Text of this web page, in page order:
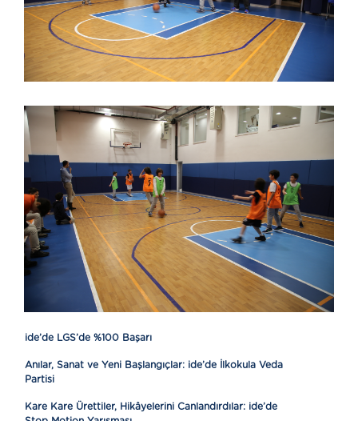
ide’de LGS’de %100 Başarı
Anılar, Sanat ve Yeni Başlangıçlar: ide’de İlkokula Veda
Partisi
Kare Kare Ürettiler, Hikâyelerini Canlandırdılar: ide’de